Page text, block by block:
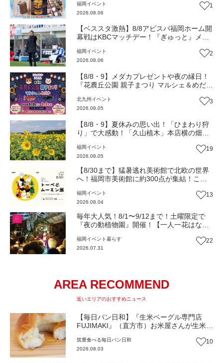
中央区）【イベント】
福岡 イベント
2026.08.06
1
【ベススタ激熱】8/8アビスパ福岡ホーム開
幕戦はKBCマッチデー！『ぎゅっと』メン
福岡 イベント
2026.08.06
2
【8/8・9】メダカプレゼントや夜の縁日！
『花農丘公園 親子まつり マルシェ＆めだ
北九州 イベント
2026.08.05
3
【8/8・9】夏休みの思い出！「ひまわり狩
り」で大感動！「久山植木」本店横の畑で
福岡 イベント
2026.08.05
19
【8/30まで】猛暑逃れ美術館で北欧の世界
へ！福岡市美術館に約300点が集結！この
ーベとムーミン展』【イベント】
福岡 イベント
2026.08.04
13
毎年大人気！8/1〜9/12まで！土曜限定で
『夜の動植物園』開催！【一人一花はなき
福岡 イベント暮らす
2026.07.31
22
AREA RECOMMEND
近いエリアのおすすめニュース
【毎日パン日和】『生米ベーグル専門店
FUJIMAKI』（直方市）お米屋さんが生米か
筑豊食べる毎日パン日和
2026.08.03
10